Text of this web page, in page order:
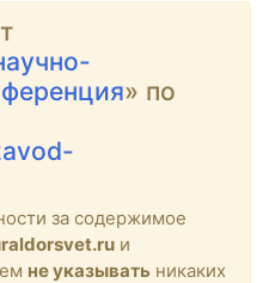
» по
за содержимое
и
не указывать никаких